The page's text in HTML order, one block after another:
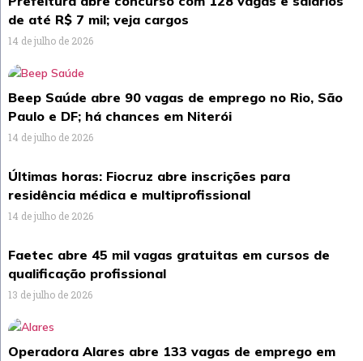
de até R$ 7 mil; veja cargos
14 de julho de 2026
Beep Saúde abre 90 vagas de emprego no Rio, São
Paulo e DF; há chances em Niterói
14 de julho de 2026
Últimas horas: Fiocruz abre inscrições para
residência médica e multiprofissional
14 de julho de 2026
Faetec abre 45 mil vagas gratuitas em cursos de
qualificação profissional
13 de julho de 2026
Operadora Alares abre 133 vagas de emprego em